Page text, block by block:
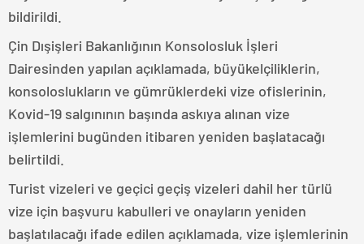
bildirildi.
Çin Dışişleri Bakanlığının Konsolosluk İşleri
Dairesinden yapılan açıklamada, büyükelçiliklerin,
konsoloslukların ve gümrüklerdeki vize ofislerinin,
Kovid-19 salgınının başında askıya alınan vize
işlemlerini bugünden itibaren yeniden başlatacağı
belirtildi.
Turist vizeleri ve geçici geçiş vizeleri dahil her türlü
vize için başvuru kabulleri ve onayların yeniden
başlatılacağı ifade edilen açıklamada, vize işlemlerinin